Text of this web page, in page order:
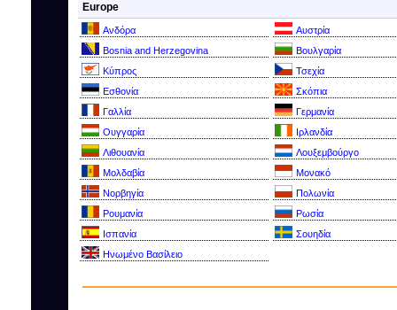
Europe
Ανδόρα
Αυστρία
Bosnia and Herzegovina
Βουλγαρία
Kύπρος
Τσεχία
Εσθονία
Σκόπια
Γαλλία
Γερμανία
Ουγγαρία
Ιρλανδία
Λιθουανία
Λουξεμβούργο
Μολδαβία
Μονακό
Νορβηγία
Πολωνία
Ρουμανία
Ρωσία
Ισπανία
Σουηδία
Ηνωμένο Βασίλειο